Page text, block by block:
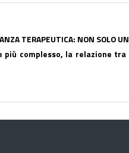
TERAPEUTICA: NON SOLO
più complesso, la relazione